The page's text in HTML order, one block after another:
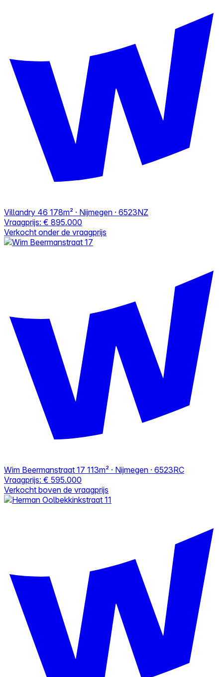
Villandry 46 178m² · Nijmegen · 6523NZ
Vraagprijs: € 895.000
Verkocht onder de vraagprijs
Wim Beermanstraat 17 113m² · Nijmegen · 6523RC
Vraagprijs: € 595.000
Verkocht boven de vraagprijs